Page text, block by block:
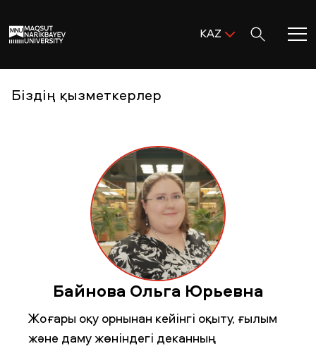
KAZ
Басты бет
Академиялық өмір
Зерттеу және ғылым
Оқуға қабылдау және қолдау
MNU тынысы
Біздің қызметкерлер
Байнова Ольга Юрьевна
Жоғары оқу орнынан кейінгі оқыту, ғылым
және даму жөніндегі деканның